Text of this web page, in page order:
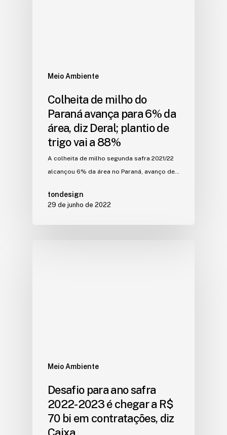
Meio Ambiente
Colheita de milho do
Paraná avança para 6% da
área, diz Deral; plantio de
trigo vai a 88%
A colheita de milho segunda safra 2021/22
alcançou 6% da área no Paraná, avanço de…
tondesign
29 de junho de 2022
Meio Ambiente
Desafio para ano safra
2022-2023 é chegar a R$
70 bi em contratações, diz